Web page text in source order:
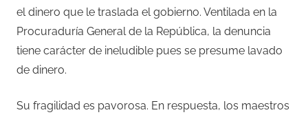
el dinero que le traslada el gobierno. Ventilada en la
Procuraduría General de la República, la denuncia
tiene carácter de ineludible pues se presume lavado
de dinero.
Su fragilidad es pavorosa. En respuesta, los maestros